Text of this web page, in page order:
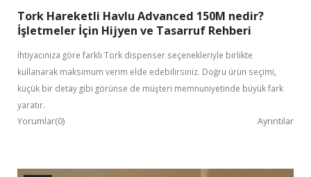
Tork Hareketli Havlu Advanced 150M nedir?
İşletmeler İçin Hijyen ve Tasarruf Rehberi
İhtiyacınıza göre farklı Tork dispenser seçenekleriyle birlikte
kullanarak maksimum verim elde edebilirsiniz. Doğru ürün seçimi,
küçük bir detay gibi görünse de müşteri memnuniyetinde büyük fark
yaratır.
Yorumlar(0) Ayrıntılar